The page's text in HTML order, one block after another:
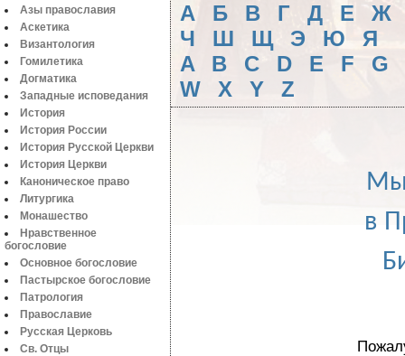
Азы православия
Аскетика
Византология
Гомилетика
Догматика
Западные исповедания
История
История России
История Русской Церкви
История Церкви
Каноническое право
Литургика
Монашество
Нравственное
богословие
Основное богословие
Пастырское богословие
Патрология
Православие
Русская Церковь
Св. Отцы
А
Б B Г Д Е
Ж
Ч
Ш Щ Э Ю
Я
A
B C D E F
G
W
X Y Z
Мы
в